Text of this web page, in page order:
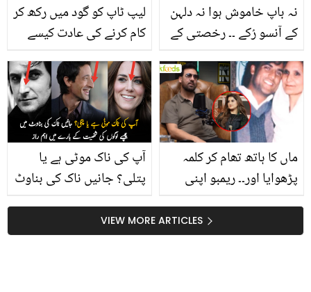
لیپ ٹاپ کو گود میں رکھ کر
کام کرنے کی عادت کیسے
آپ کو اولاد سے محروم
کرسکتی ہے؟ چند عام
عادتیں جن کی وجہ سے
لوگ بانجھ پن کو خود
دعوت دے بیٹھتے ہیں
نہ باپ خاموش ہوا نہ دلہن
کے آنسو رُکے ۔۔ رخصتی کے
وقت باپ اور بیٹی کی
ایسی ویڈیو کہ جسے دیکھ
کر ہر دلہن کو اپنی رخصتی
کا وقت یاد آجائے
آپ کی ناک موٹی ہے یا
پتلی؟ جانیں ناک کی بناوٹ
میں چھپے لوگوں کی
شخصیت کے بارے میں اہم
راز
ماں کا ہاتھ تھام کر کلمہ
پڑھوایا اور۔۔ ریمبو اپنی
والدہ کے آخری لمحات بتاتے
ہوئے آبدیدہ! صاحبہ کا
ساس کے ساتھ رویہ بھی
VIEW MORE ARTICLES